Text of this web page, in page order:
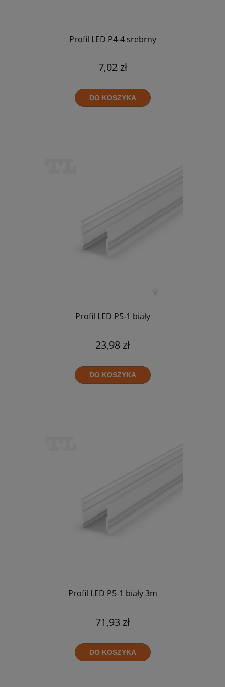
Profil LED P4-4 srebrny
7,02 zł
DO KOSZYKA
Profil LED P5-1 biały
23,98 zł
DO KOSZYKA
Profil LED P5-1 biały 3m
71,93 zł
DO KOSZYKA